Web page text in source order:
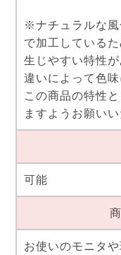
※ナチュラルな風
で加工している
生じやすい特性
違いによって色
この商品の特性
ますようお願いい
可能
お使いのモニタ